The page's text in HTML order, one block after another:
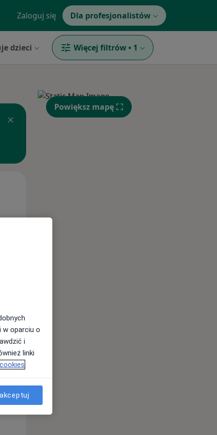
Zaloguj się Dla profesjonalistów
dzieci Więcej filtrów • 1
Śr,
12 Sie
Powiększ mapę
w oparciu o
i
linki